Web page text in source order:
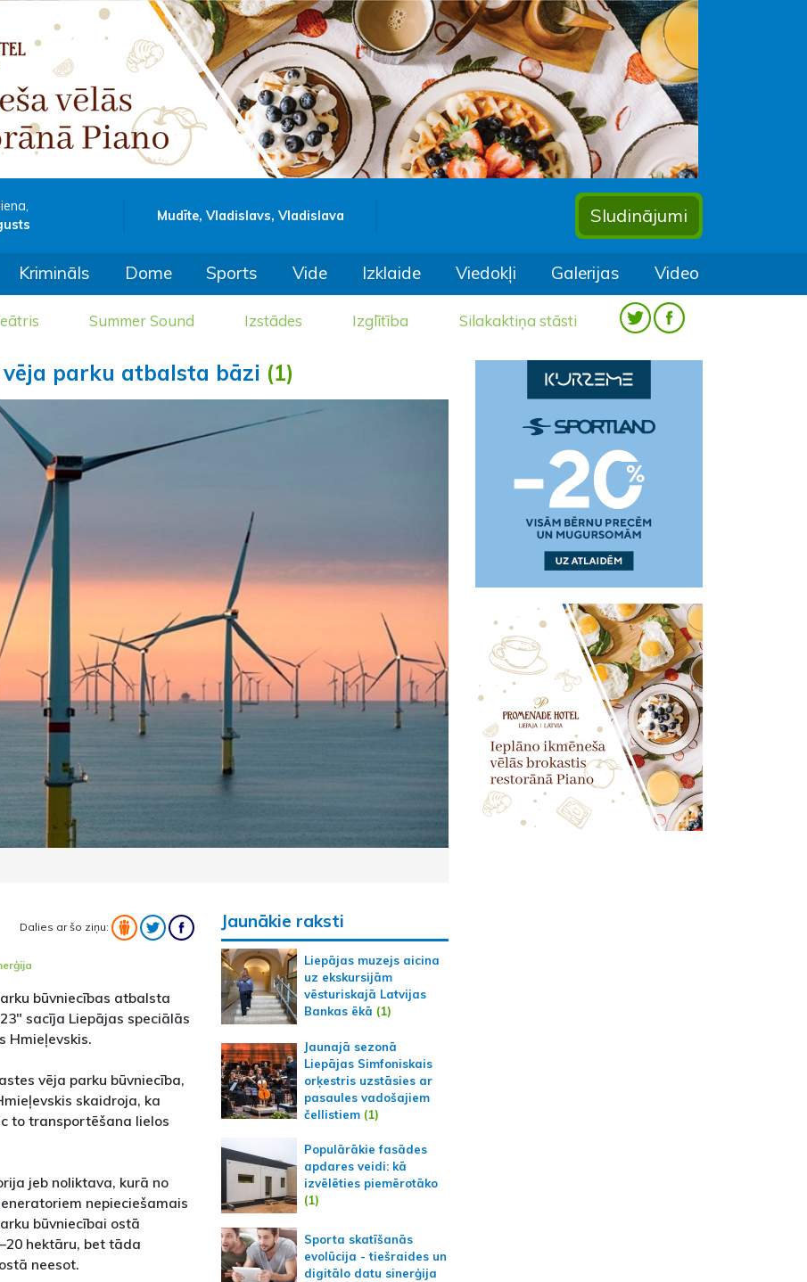
Mudīte, Vladislavs, Vladislava Sludinājumi
Krimināls Dome Sports Vide Izklaide Viedokļi Galerijas Video
Summer Sound Izstādes Izglītība Silakaktiņa stāsti
parku atbalsta bāzi (1)
Dalies ar šo ziņu:
būvniecības atbalsta
sacīja Liepājas speciālās
Hmieļevskis.
vēja parku būvniecība,
skaidroja, ka
to transportēšana lielos
jeb noliktava, kurā no
nepieciešamais
būvniecībai ostā
hektāru, bet tāda
neesot.
Jaunākie raksti
Liepājas muzejs aicina
uz ekskursijām
vēsturiskajā Latvijas
Bankas ēkā (1)
Jaunajā sezonā
Liepājas Simfoniskais
orķestris uzstāsies ar
pasaules vadošajiem
čellistiem(1)
Populārākie fasādes
apdares veidi: kā
izvēlēties piemērotāko
(1)
Sporta skatīšanās
evolūcija - tiešraides un
digitālo datu sinerģija